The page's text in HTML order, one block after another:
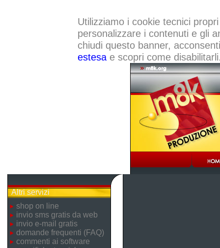
Utilizziamo i cookie tecnici
personalizzare i contenuti e gli
chiudi questo banner,
estesae scopri come
Altri servizi
shop on line
invio sms gratis da web
invio e-mail gratis
domande frequenti (FAQ)
commenti ai software